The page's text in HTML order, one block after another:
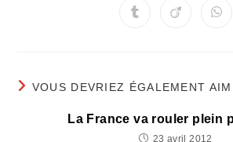
une
autre
une
autre
une
autre
Ouvrir
Ouvrir
VOUS DEVRIEZ ÉGALEMENT
La France va rouler plein
23 avril 2012